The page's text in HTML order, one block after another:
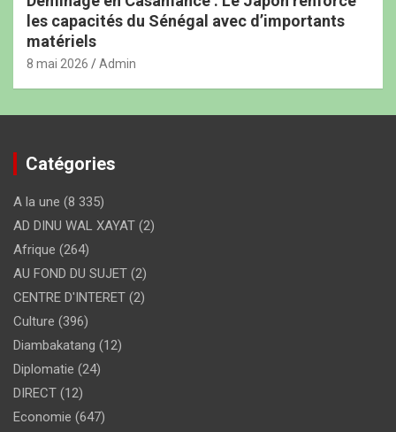
les capacités du Sénégal avec d’importants
matériels
8 mai 2026 Admin
Catégories
A la une (8 335)
AD DINU WAL XAYAT (2)
Afrique (264)
AU FOND DU SUJET (2)
CENTRE D'INTERET (2)
Culture (396)
Diambakatang (12)
Diplomatie (24)
DIRECT (12)
Economie (647)